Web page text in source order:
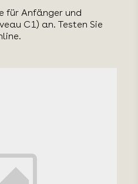
für Anfänger und
C1) an. Testen Sie